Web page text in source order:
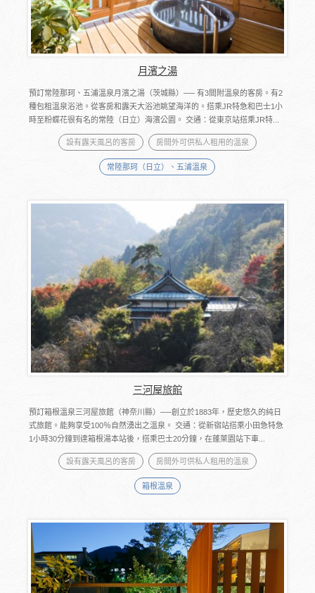
月濱之湯
預訂常陸那珂、五浦溫泉月濱之湯（茨城縣）── 有3間附溫泉的客房。有2
種包租溫泉浴池。從客房和露天大浴池眺望海洋的。搭乘JR特急和巴士1小
時至粉蝶花很有名的常陸（日立）海濱公園。 交通：從東京站搭乘JR特...
設有露天風呂的客房 房間外可供私人租用的溫泉
常陸那珂（日立）、五浦溫泉
三河屋旅館
預訂箱根溫泉三河屋旅館（神奈川縣）──創立於1883年，歷史悠久的純日
式旅館。能夠享受100％自然湧出之溫泉。 交通：從新宿站搭乘小田急特急
1小時30分鐘到達箱根湯本站後，搭乘巴士20分鐘，在蓬萊園站下車...
設有露天風呂的客房 房間外可供私人租用的溫泉
箱根溫泉